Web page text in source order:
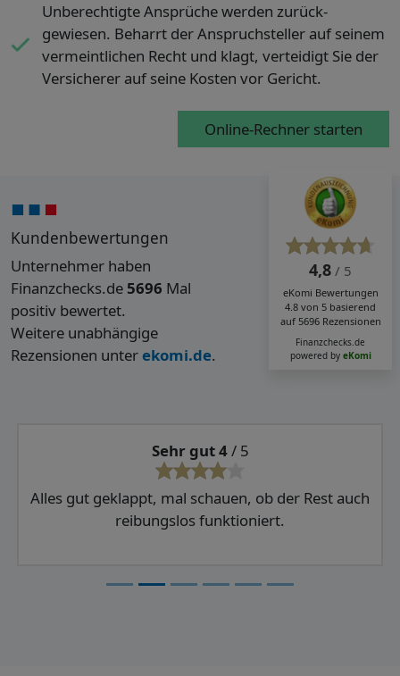
Unberechtigte Ansprüche werden zurück-
gewiesen. Beharrt der Anspruchsteller auf seinem
vermeintlichen Recht und klagt, verteidigt Sie der
Versicherer auf seine Kosten vor Gericht.
Online-Rechner starten
Kundenbewertungen
Unternehmer haben
Finanzchecks.de 5696 Mal
positiv bewertet.
Weitere unabhängige
Rezensionen unterekomi.de.
Sehr gut 4/ 5
Alles gut geklappt, mal schauen, ob der Rest auch
reibungslos funktioniert.
4,8 / 5
eKomi Bewertungen
4.8 von 5 basierend
auf 5696Rezensionen
Finanzchecks.de
powered by eKomi